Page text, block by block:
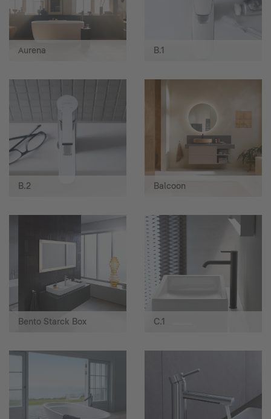
Aurena B.1
B.2 Balcoon
Bento Starck Box C.1